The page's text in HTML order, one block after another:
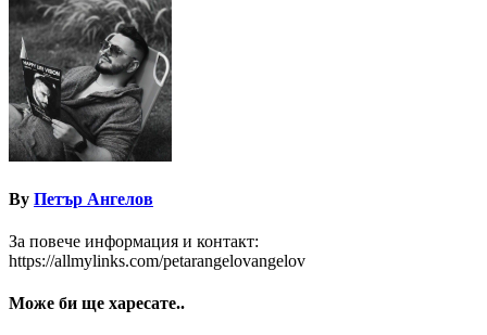
By Петър Ангелов
За повече информация и контакт:
https://allmylinks.com/petarangelovangelov
Може би ще харесате..